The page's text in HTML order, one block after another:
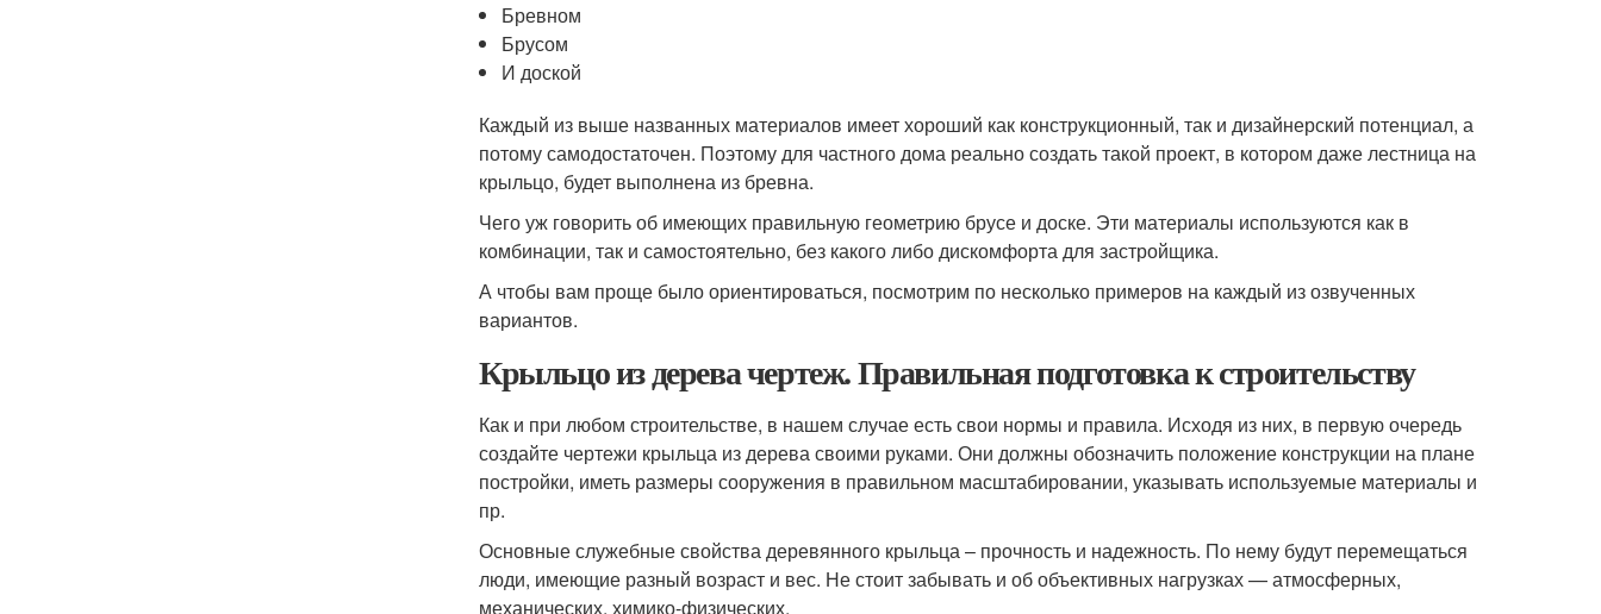
Бревном
Брусом
И доской
Каждый из выше названных материалов имеет хороший как конструкционный, так и дизайнерский потенциал, а
потому самодостаточен. Поэтому для частного дома реально создать такой проект, в котором даже лестница на
крыльцо, будет выполнена из бревна.
Чего уж говорить об имеющих правильную геометрию брусе и доске. Эти материалы используются как в
комбинации, так и самостоятельно, без какого либо дискомфорта для застройщика.
А чтобы вам проще было ориентироваться, посмотрим по несколько примеров на каждый из озвученных
вариантов.
Крыльцо из дерева чертеж. Правильная подготовка к строительству
Как и при любом строительстве, в нашем случае есть свои нормы и правила. Исходя из них, в первую очередь
создайте чертежи крыльца из дерева своими руками. Они должны обозначить положение конструкции на плане
постройки, иметь размеры сооружения в правильном масштабировании, указывать используемые материалы и
пр.
Основные служебные свойства деревянного крыльца – прочность и надежность. По нему будут перемещаться
люди, имеющие разный возраст и вес. Не стоит забывать и об объективных нагрузках — атмосферных,
механических, химико-физических.